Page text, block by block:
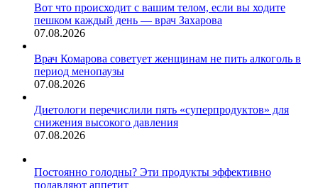
Вот что происходит с вашим телом, если вы ходите
пешком каждый день — врач Захарова
07.08.2026
Врач Комарова советует женщинам не пить алкоголь в
период менопаузы
07.08.2026
Диетологи перечислили пять «суперпродуктов» для
снижения высокого давления
07.08.2026
Постоянно голодны? Эти продукты эффективно
подавляют аппетит